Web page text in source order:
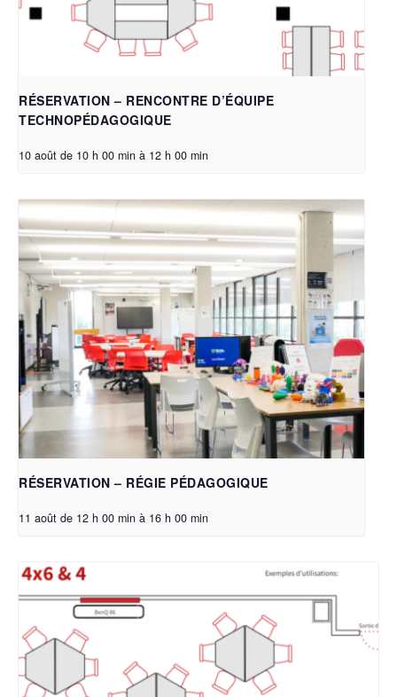
RÉSERVATION – RENCONTRE D’ÉQUIPE
TECHNOPÉDAGOGIQUE
10 août de 10 h 00 min à 12 h 00 min
RÉSERVATION – RÉGIE PÉDAGOGIQUE
11 août de 12 h 00 min à 16 h 00 min